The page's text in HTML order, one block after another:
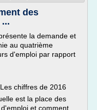
des
la demande et
au quatrième
d'emploi par rapport
chiffres de 2016
est la place des
et comment